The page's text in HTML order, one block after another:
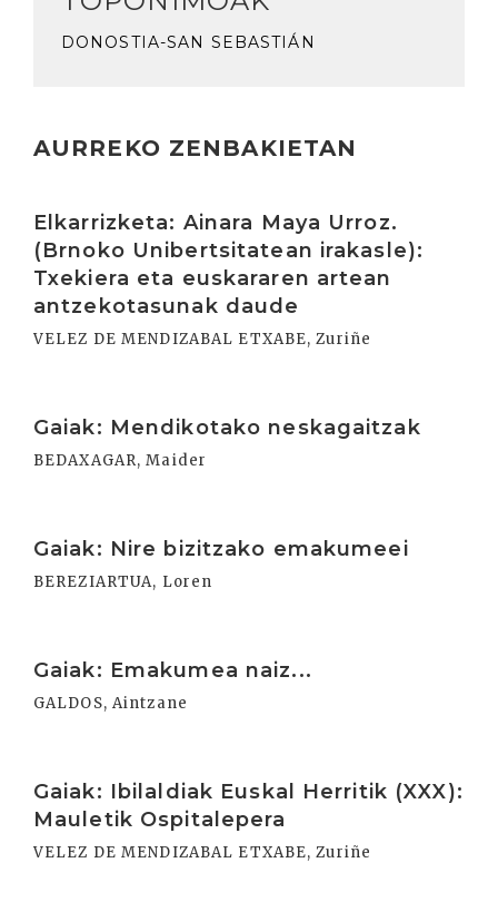
DONOSTIA-SAN SEBASTIÁN
AURREKO ZENBAKIETAN
Elkarrizketa: Ainara Maya Urroz.
(Brnoko Unibertsitatean irakasle):
Txekiera eta euskararen artean
antzekotasunak daude
VELEZ DE MENDIZABAL ETXABE, Zuriñe
Gaiak: Mendikotako neskagaitzak
BEDAXAGAR, Maider
Gaiak: Nire bizitzako emakumeei
BEREZIARTUA, Loren
Gaiak: Emakumea naiz...
GALDOS, Aintzane
Gaiak: Ibilaldiak Euskal Herritik (XXX):
Mauletik Ospitalepera
VELEZ DE MENDIZABAL ETXABE, Zuriñe